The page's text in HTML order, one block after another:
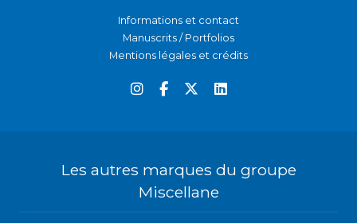
Informations et contact
Manuscrits / Portfolios
Mentions légales et crédits
Les autres marques du groupe
Miscellane